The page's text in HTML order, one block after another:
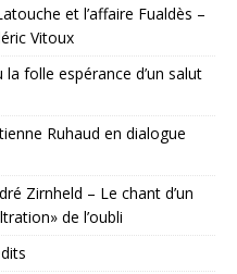
et l’affaire Fualdès –
Vitoux
folle espérance d’un salut
Ruhaud en dialogue
Zirnheld – Le chant d’un
de l’oubli